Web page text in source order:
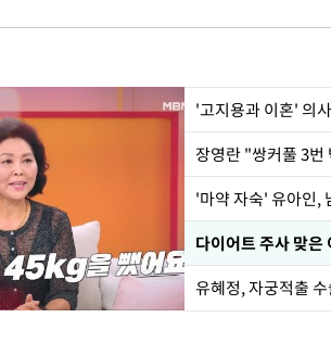
'고지용과 이혼' 의
'마약 자숙' 유아인,
유혜정, 자궁적출